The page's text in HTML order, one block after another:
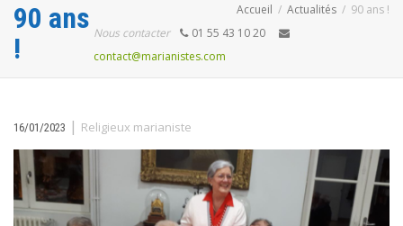
90 ans
!
Accueil Actualités
90 ans !
Nous contacter
01 55 43 10 20
contact@marianistes.com
16/01/2023 | Religieux marianiste